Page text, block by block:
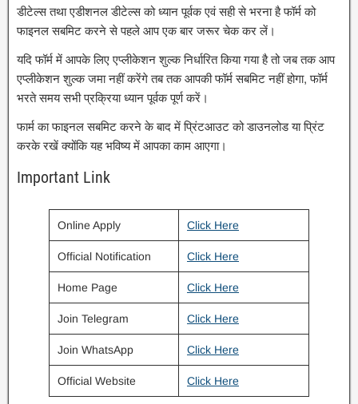
डीटेल्स तथा एडीशनल डीटेल्स को ध्यान पूर्वक एवं सही से भरना है फॉर्म को
फाइनल सबमिट करने से पहले आप एक बार जरूर चेक कर लें।
यदि फॉर्म में आपके लिए एप्लीकेशन शुल्क निर्धारित किया गया है तो जब तक आप
एप्लीकेशन शुल्क जमा नहीं करेंगे तब तक आपकी फॉर्म सबमिट नहीं होगा, फॉर्म
भरते समय सभी प्रक्रिया ध्यान पूर्वक पूर्ण करें।
फार्म का फाइनल सबमिट करने के बाद में प्रिंटआउट को डाउनलोड या प्रिंट
करके रखें क्योंकि यह भविष्य में आपका काम आएगा।
Important Link
Online Apply Click Here
Official Notification Click Here
Home Page Click Here
Join Telegram Click Here
Join WhatsApp Click Here
Official Website Click Here